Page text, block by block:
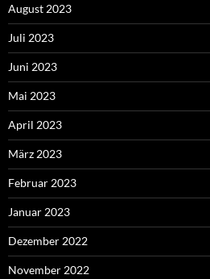
August 2023
Juli 2023
Juni 2023
Mai 2023
April 2023
März 2023
Februar 2023
Januar 2023
Dezember 2022
November 2022